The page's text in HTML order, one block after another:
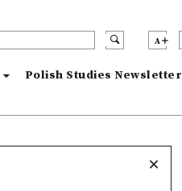
A
Polish Studies Newsletter